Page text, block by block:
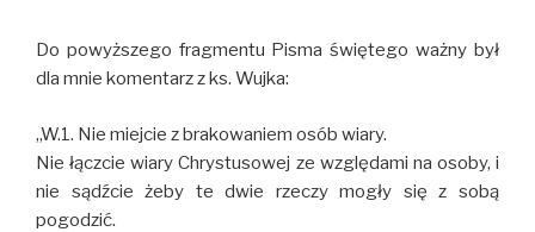
Do powyższego fragmentu Pisma świętego ważny był
dla mnie komentarz z ks. Wujka:
,,W.1. Nie miejcie z brakowaniem osób wiary.
Nie łączcie wiary Chrystusowej ze względami na osoby, i
nie sądźcie żeby te dwie rzeczy mogły się z sobą
pogodzić.